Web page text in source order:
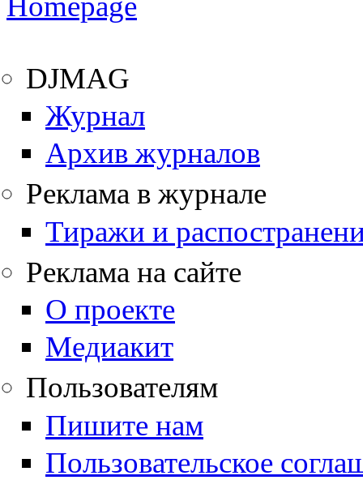
DJMAG
Журнал
Архив журналов
Реклама в журнале
Тиражи и
Реклама на сайте
О проекте
Медиакит
Пользователям
Пишите нам
Пользовательское